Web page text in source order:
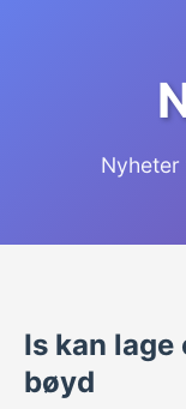
Is kan
bøyd